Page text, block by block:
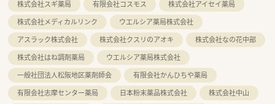
株式会社スギ薬局
有限会社コスモス
株式会社アイセイ薬局
株式会社メディカルリンク
ウエルシア薬局株式会社
アスラック株式会社
株式会社クスリのアオキ
株式会社なの花中部
株式会社はね調剤薬局
ウエルシア薬局株式会社
一般社団法人松阪地区薬剤師会
有限会社かんひちや薬局
有限会社志摩センター薬局
日本粉末薬品株式会社
株式会社中山